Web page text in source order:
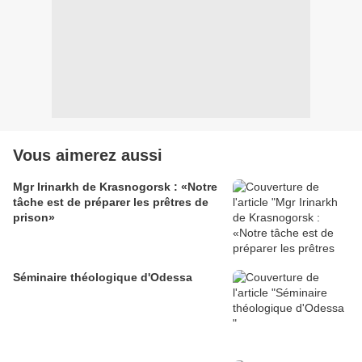
Vous aimerez aussi
Mgr Irinarkh de Krasnogorsk : «Notre
tâche est de préparer les prêtres de
prison»
Séminaire théologique d'Odessa